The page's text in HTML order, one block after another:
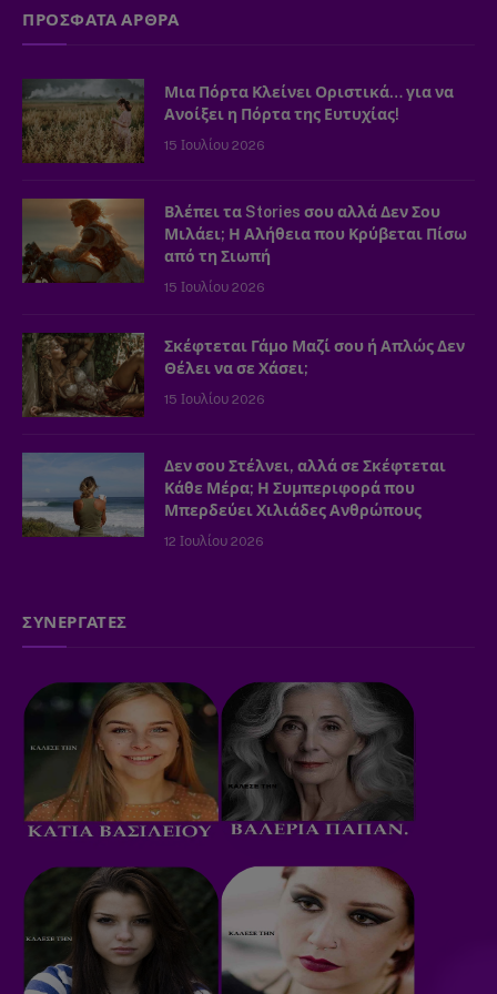
ΠΡΟΣΦΑΤΑ ΑΡΘΡΑ
Μια Πόρτα Κλείνει Οριστικά… για να
Ανοίξει η Πόρτα της Ευτυχίας!
15 Ιουλίου 2026
Βλέπει τα Stories σου αλλά Δεν Σου
Μιλάει; Η Αλήθεια που Κρύβεται Πίσω
από τη Σιωπή
15 Ιουλίου 2026
Σκέφτεται Γάμο Μαζί σου ή Απλώς Δεν
Θέλει να σε Χάσει;
15 Ιουλίου 2026
Δεν σου Στέλνει, αλλά σε Σκέφτεται
Κάθε Μέρα; Η Συμπεριφορά που
Μπερδεύει Χιλιάδες Ανθρώπους
12 Ιουλίου 2026
ΣΥΝΕΡΓΑΤΕΣ